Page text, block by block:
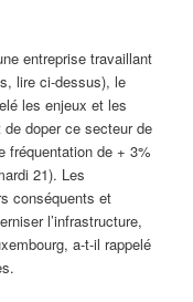
entreprise travaillant
lire ci-dessus), le
les enjeux et les
doper ce secteur de
fréquentation de + 3%
21). Les
conséquents et
l’infrastructure,
a-t-il rappelé